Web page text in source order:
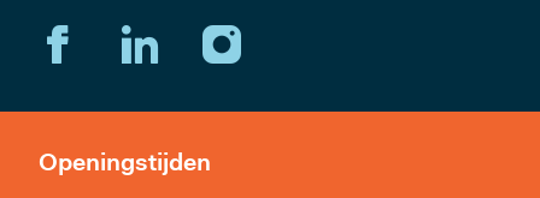
Openingstijden